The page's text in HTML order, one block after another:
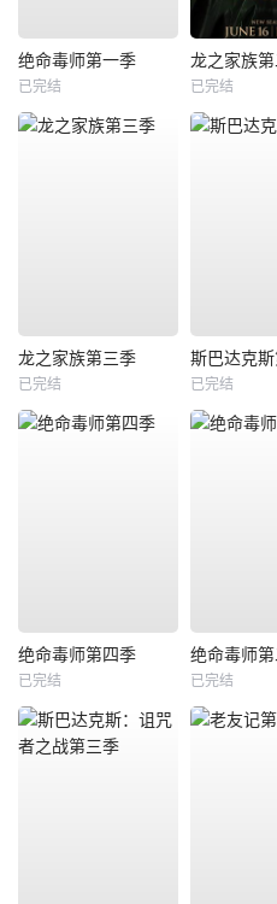
绝命毒师第一季
已完结
龙之家族
已完结
龙之家族第三季
已完结
斯巴达克
已完结
绝命毒师第四季
已完结
绝命毒师
已完结